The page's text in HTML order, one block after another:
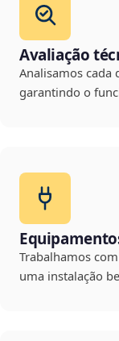
Avaliação
Analisamos cada
garantindo o
Trabalhamos
uma instalação